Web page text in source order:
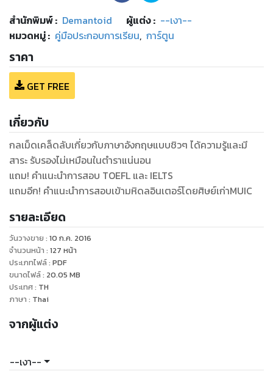
สำนักพิมพ์: Demantoid ผู้แต่ง : --เงา--
หมวดหมู่: คู่มือประกอบการเรียน, การ์ตูน
ราคา
GET FREE
เกี่ยวกับ
กลเม็ดเคล็ดลับเกี่ยวกับภาษาอังกฤษแบบชิวๆ ได้ความรู้และมี
สาระ รับรองไม่เหมือนในตำราแน่นอน
แถม! คำแนะนำการสอบ TOEFL และ IELTS
รายละเอียด
วันวางขาย : 10 ก.ค. 2016
จำนวนหน้า : 127 หน้า
ประเภทไฟล์: PDF
ขนาดไฟล์: 20.05 MB
ประเทศ: TH
ภาษา : Thai
จากผู้แต่ง
--เงา--